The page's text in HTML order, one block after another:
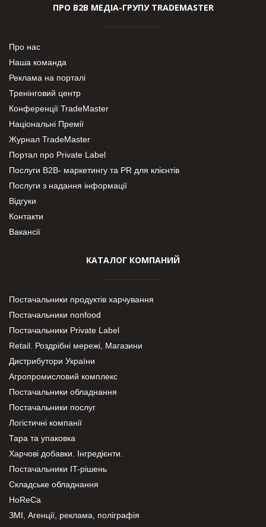
ПРО В2В МЕДІА-ГРУПУ TRADEMASTER
Про нас
Наша команда
Реклама на порталі
Тренінговий центр
Конференції TradeMaster
Національні Премії
Журнал TradeMaster
Портал про Private Label
Послуги В2В- маркетингу та PR для клієнтів
Послуги з надання інформації
Відгуки
Контакти
Вакансії
КАТАЛОГ КОМПАНИЙ
Постачальники продуктів харчування
Постачальники nonfood
Постачальники Private Label
Retail. Роздрібні мережі, Магазини
Дистрибутори України
Агропромисловий комплекс
Постачальники обладнання
Постачальники послуг
Логістичні компанії
Тара та упаковка
Харчові добавки. Інгредієнти.
Постачальники IT-рішень
Складське обладнання
HoReCa
ЗМІ, Агенції, реклама, поліграфія